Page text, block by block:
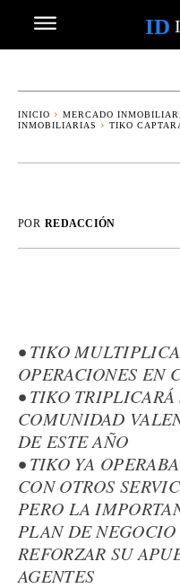
ID
INICIO MERCADO
INMOBILIARIAS
TIKO
POR REDACCIÓN
• TIKO
OPERACIONES EN
• TIKO
COMUNIDAD
DE ESTE AÑO
• TIKO YA
CON OTROS
PERO LA
PLAN DE
REFORZAR SU
AGENTES